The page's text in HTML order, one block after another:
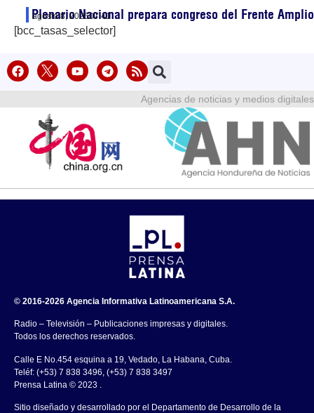
Plenario Nacional prepara congreso del Frente
agosto 8, 202607:41
[bcc_tasas_selector]
Agencias de noticias y medios digitales
© 2016-2026 Agencia Informativa Latinoamericana S.A.
Radio – Televisión – Publicaciones impresas y digitales.
Todos los derechos reservados.
Calle E No.454 esquina a 19, Vedado, La Habana, Cuba.
Teléf: (+53) 7 838 3496, (+53) 7 838 3497
Prensa Latina © 2023 .
Sitio diseñado y desarrollado por el Departamento de Desarrollo de la